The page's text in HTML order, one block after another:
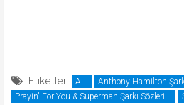
Etiketler: A
Anthony Hamilton
Prayin' For You & Superman Şarkı Sözleri